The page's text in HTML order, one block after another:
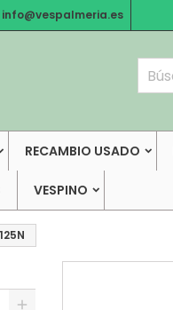
info@vespalmeria.es
RECAMBIO USADO
VESPINO